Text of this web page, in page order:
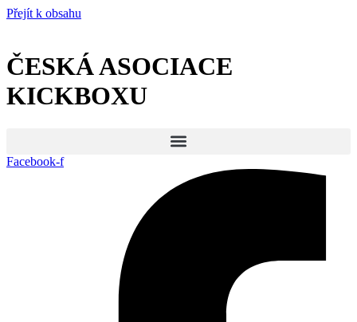
Přejít k obsahu
ČESKÁ ASOCIACE
KICKBOXU
Facebook-f